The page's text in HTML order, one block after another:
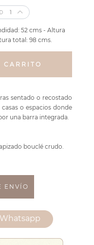
52 cms - Altura
total: 98 cms.
CARRITO
sentado o recostado
o espacios donde
una barra integrada.
bouclé crudo.
ENVÍO